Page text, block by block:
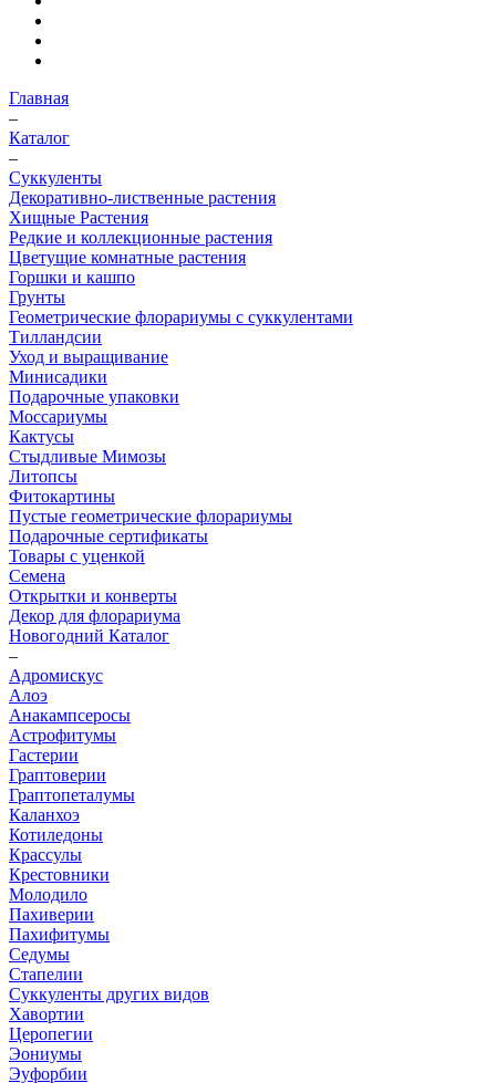
Главная
–
Каталог
–
Суккуленты
Декоративно-лиственные растения
Хищные Растения
Редкие и коллекционные растения
Цветущие комнатные растения
Горшки и кашпо
Грунты
Геометрические флорариумы с суккулентами
Тилландсии
Уход и выращивание
Минисадики
Подарочные упаковки
Моссариумы
Кактусы
Стыдливые Мимозы
Литопсы
Фитокартины
Пустые геометрические флорариумы
Подарочные сертификаты
Товары с уценкой
Семена
Открытки и конверты
Декор для флорариума
Новогодний Каталог
–
Адромискус
Алоэ
Анакампсеросы
Астрофитумы
Гастерии
Граптоверии
Граптопеталумы
Каланхоэ
Котиледоны
Крассулы
Крестовники
Молодило
Пахиверии
Пахифитумы
Седумы
Стапелии
Суккуленты других видов
Хавортии
Церопегии
Эониумы
Эуфорбии